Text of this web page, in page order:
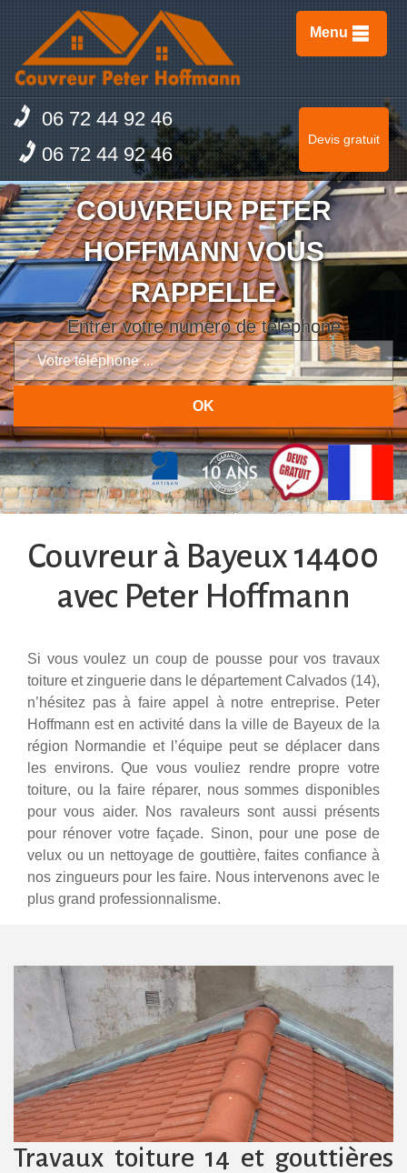
Menu
06 72 44 92 46
06 72 44 92 46
Devis gratuit
COUVREUR PETER
HOFFMANN VOUS
RAPPELLE
Entrer votre numero de téléphone
Couvreur à Bayeux 14400
avec Peter Hoffmann
Si vous voulez un coup de pousse pour vos travaux
toiture et zinguerie dans le département Calvados (14),
n’hésitez pas à faire appel à notre entreprise. Peter
Hoffmann est en activité dans la ville de Bayeux de la
région Normandie et l’équipe peut se déplacer dans
les environs. Que vous vouliez rendre propre votre
toiture, ou la faire réparer, nous sommes disponibles
pour vous aider. Nos ravaleurs sont aussi présents
pour rénover votre façade. Sinon, pour une pose de
velux ou un nettoyage de gouttière, faites confiance à
nos zingueurs pour les faire. Nous intervenons avec le
plus grand professionnalisme.
Travaux toiture 14 et gouttières